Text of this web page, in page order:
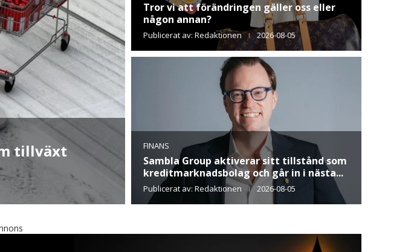
tillväxt
Tror vi att förändringen gäller oss eller
någon annan?
Publicerat av: Redaktionen 2026-08-05
FINANS
Sambla Group aktiverar sitt tillstånd som
kreditmarknadsbolag och går in i nästa...
Publicerat av: Redaktionen 2026-08-05